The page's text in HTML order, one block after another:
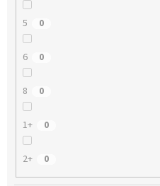
5 0
6 0
8 0
1+ 0
2+ 0